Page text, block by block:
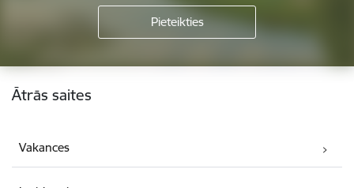
Kājene
Ātrās saites
Vakances